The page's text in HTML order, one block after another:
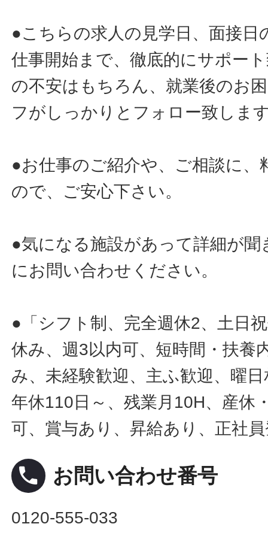
●こちらの求人の見学日、面接日
仕事開始まで、徹底的にサポー
の不安はもちろん、就業後のお
フがしっかりとフォロー致しま
●お仕事のご紹介や、ご相談に
ので、ご安心下さい。
●気になる施設があって詳細が
にお問い合わせください。
●「シフト制、完全週休2、土日
休み、週3以内可、短時間・扶養
み、未経験歓迎、主ふ歓迎、曜
年休110日～、残業月10H、産休
可、賞与あり、昇給あり、正社
local_phone お問い合わせ番号
0120-555-033